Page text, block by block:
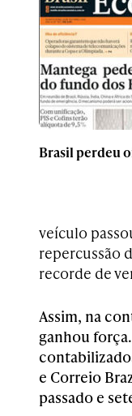
Brasil perdeu
veículo
repercussão
recorde de
Assim, na
ganhou
e Correio
passado e